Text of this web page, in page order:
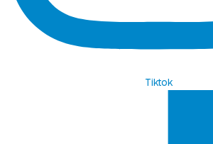
Tiktok